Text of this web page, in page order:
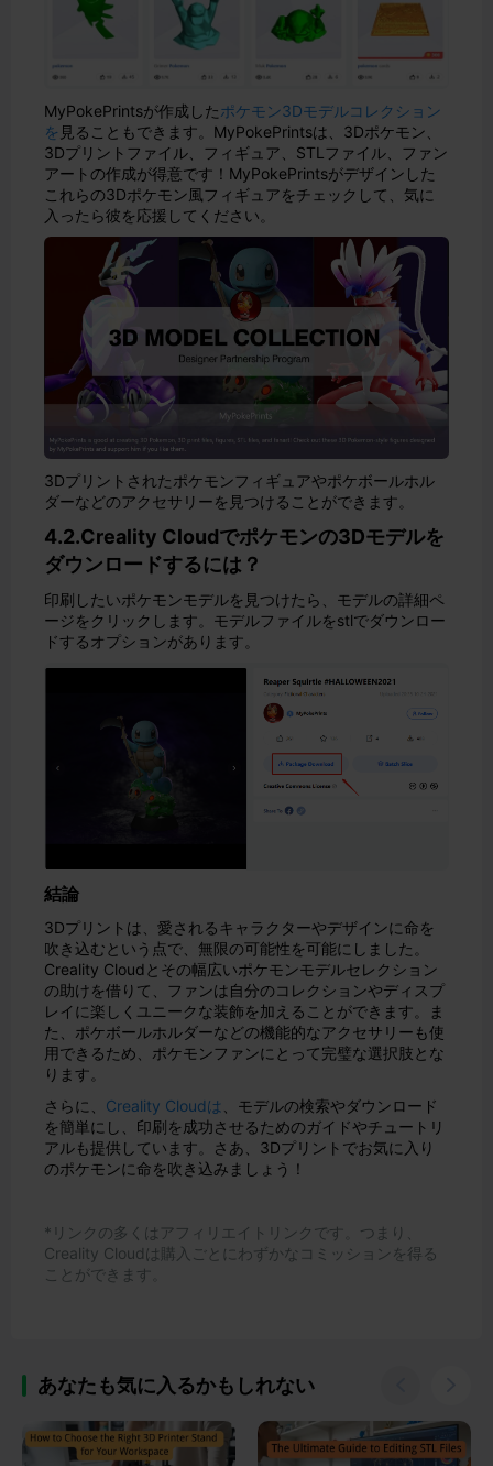
MyPokePrintsが作成したポケモン3Dモデルコレクション
を 見ることもできます。MyPokePrintsは、3Dポケモン、
3Dプリントファイル、フィギュア、STLファイル、ファン
アートの作成が得意です！MyPokePrintsがデザインした
これらの3Dポケモン風フィギュアをチェックして、気に
入ったら彼を応援してください。
3Dプリントされたポケモンフィギュアやポケボールホル
ダーなどのアクセサリーを見つけることができます。
4.2.Creality Cloudでポケモンの3Dモデルを
ダウンロードするには？
印刷したいポケモンモデルを見つけたら、モデルの詳細ペ
ージをクリックします。モデルファイルをstlでダウンロー
ドするオプションがあります。
結論
3Dプリントは、愛されるキャラクターやデザインに命を
吹き込むという点で、無限の可能性を可能にしました。
Creality Cloudとその幅広いポケモンモデルセレクション
の助けを借りて、ファンは自分のコレクションやディスプ
レイに楽しくユニークな装飾を加えることができます。ま
た、ポケボールホルダーなどの機能的なアクセサリーも使
用できるため、ポケモンファンにとって完璧な選択肢とな
ります。
さらに、 Creality Cloudは
、モデルの検索やダウンロード
を簡単にし、印刷を成功させるためのガイドやチュートリ
アルも提供しています。さあ、3Dプリントでお気に入り
のポケモンに命を吹き込みましょう！
*リンクの多くはアフィリエイトリンクです。つまり、
Creality Cloudは購入ごとにわずかなコミッションを得る
ことができます。
あなたも気に入るかもしれない